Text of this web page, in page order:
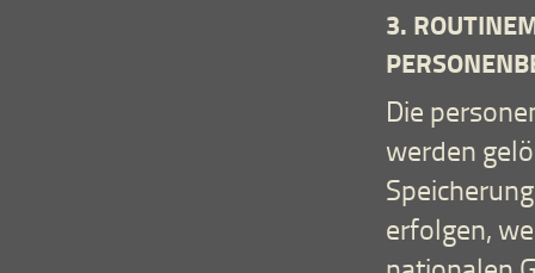
3.
Die
werden
erfolgen,